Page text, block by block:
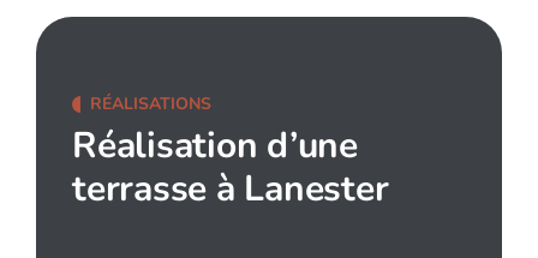
RÉALISATIONS
Réalisation d’une
terrasse à Lanester